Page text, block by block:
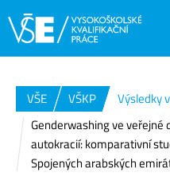
VŠE VŠKP
Výsledky
Genderwashing ve veřejné
autokracií: komparativní
Spojených arabských